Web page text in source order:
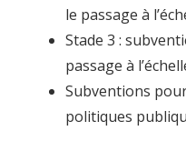
le passage à
Stade 3 :
passage à
Subventions
politiques